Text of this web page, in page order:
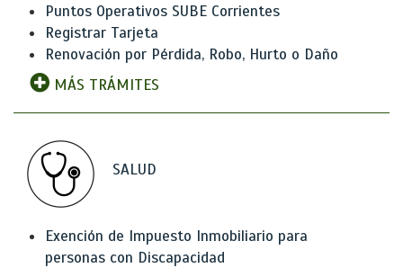
Puntos Operativos SUBE Corrientes
Registrar Tarjeta
Renovación por Pérdida, Robo, Hurto o Daño
MÁS TRÁMITES
SALUD
Exención de Impuesto Inmobiliario para
personas con Discapacidad